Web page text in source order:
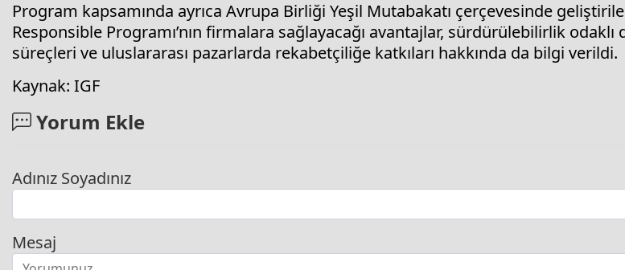
Program kapsamında ayrıca Avrupa Birliği Yeşil Mutabakatı çerçevesinde
Responsible Programı’nın firmalara sağlayacağı avantajlar, sürdürülebilirlik odaklı
süreçleri ve uluslararası pazarlarda rekabetçiliğe katkıları hakkında da bilgi verildi.
Kaynak: IGF
Yorum Ekle
Adınız Soyadınız
Mesaj